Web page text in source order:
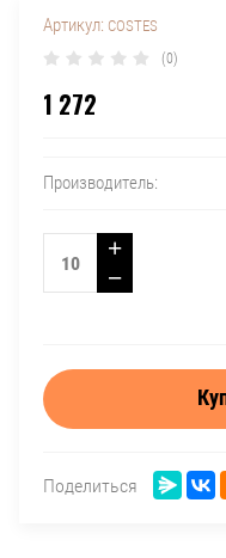
Артикул: COSTES
(0)
1 272
Производитель:
+
−
Поделиться